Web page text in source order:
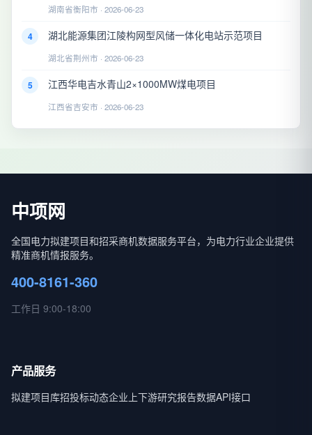
湖南省衡阳市 · 2026-06-23
4 湖北能源集团江陵构网型风储一体化电站示范项目
湖北省荆州市 · 2026-06-23
5 江西华电吉水青山2×1000MW煤电项目
江西省吉安市 · 2026-06-23
中项网
全国电力拟建项目和招采商机数据服务平台，为电力行业企业提供
精准商机情报服务。
400-8161-360
工作日 9:00-18:00
产品服务
拟建项目库招投标动态企业上下游研究报告数据API接口